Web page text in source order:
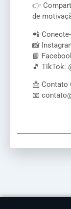
👉
de
📲
📸
📘
🎵 TikTok:
📩 Contato
📧